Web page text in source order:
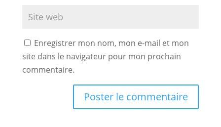
Enregistrer mon nom, mon e-mail et mon
site dans le navigateur pour mon prochain
commentaire.